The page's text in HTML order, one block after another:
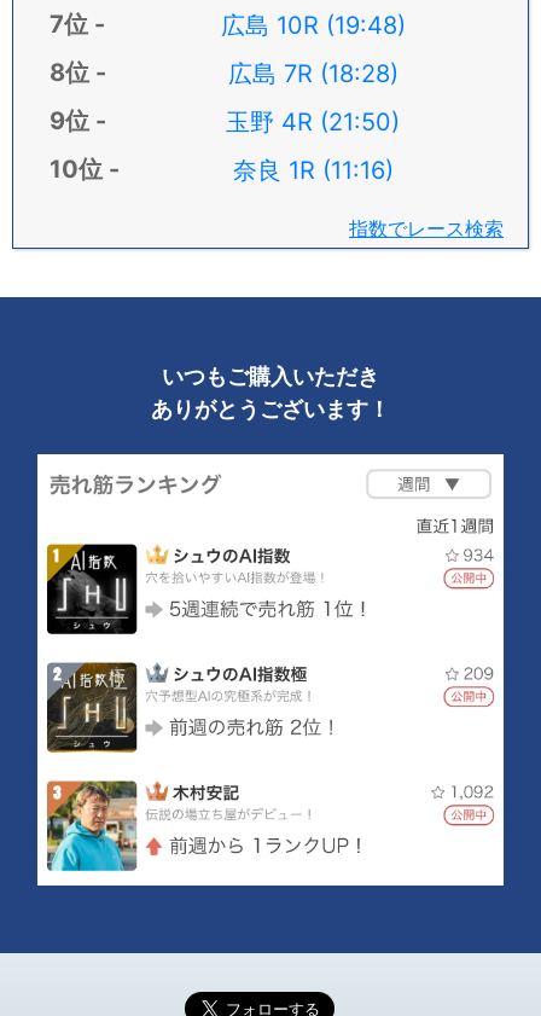
広島 10R (19:48)
広島 7R (18:28)
玉野 4R (21:50)
奈良 1R (11:16)
指数でレース検索
いつもご購入いただき
ありがとうございます！